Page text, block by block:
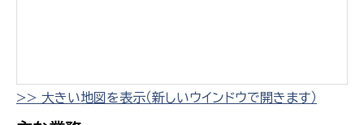
>> 大きい地図を表示（新しいウインドウで開きます）